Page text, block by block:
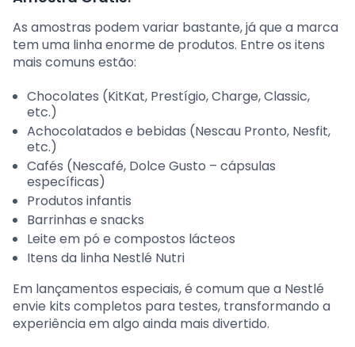
As amostras podem variar bastante, já que a marca
tem uma linha enorme de produtos. Entre os itens
mais comuns estão:
Chocolates (KitKat, Prestígio, Charge, Classic,
etc.)
Achocolatados e bebidas (Nescau Pronto, Nesfit,
etc.)
Cafés (Nescafé, Dolce Gusto – cápsulas
específicas)
Produtos infantis
Barrinhas e snacks
Leite em pó e compostos lácteos
Itens da linha Nestlé Nutri
Em lançamentos especiais, é comum que a Nestlé
envie kits completos para testes, transformando a
experiência em algo ainda mais divertido.